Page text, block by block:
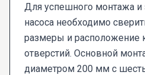
Для успешного монтажа и
насоса необходимо
размеры и расположение
отверстий. Основной
диаметром 200 мм с